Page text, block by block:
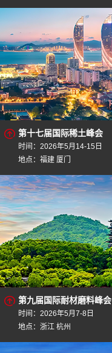
第十七届国际稀土峰会
时间：2026年5月14-15日
地点：福建 厦门
第九届国际耐材磨料峰会
时间：2026年5月7-8日
地点：浙江 杭州